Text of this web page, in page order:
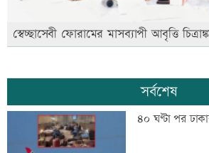
স্বেচ্ছাসেবী ফোরামের মাসব্যাপী আবৃত্তি
সর্বশেষ
৪০ ঘণ্টা পর